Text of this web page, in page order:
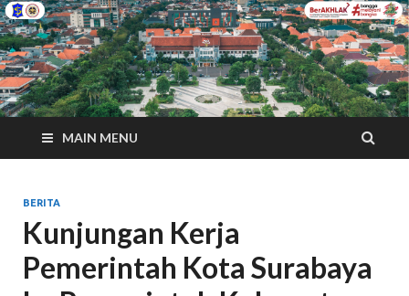
MAIN MENU
BERITA
Kunjungan Kerja
Pemerintah Kota Surabaya